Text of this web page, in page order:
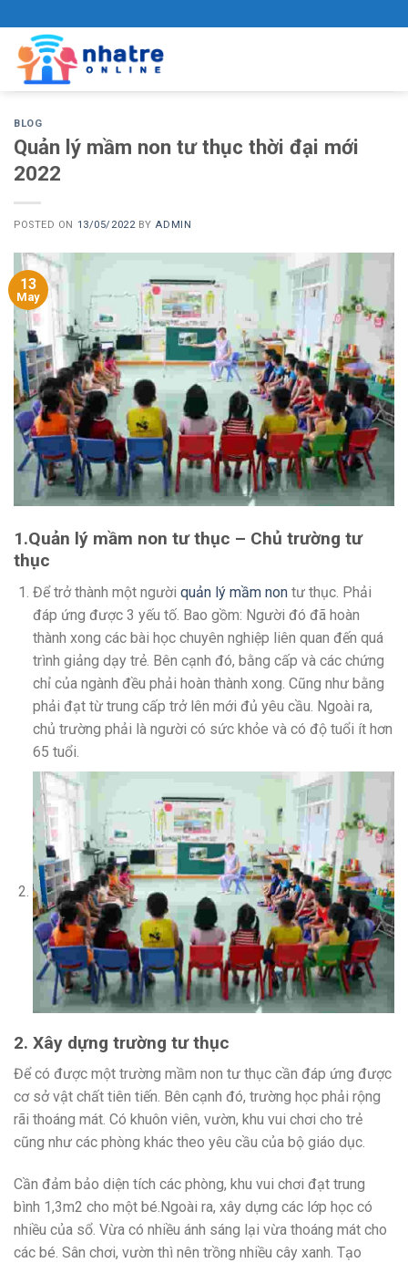
to
content
BLOG
Quản lý mầm non tư thục thời đại mới
2022
POSTED ON 13/05/2022 BY ADMIN
13
May
1.Quản lý mầm non tư thục – Chủ trường tư
thục
Để trở thành một người quản lý mầm nontư thục. Phải
đáp ứng được 3 yếu tố. Bao gồm: Người đó đã hoàn
thành xong các bài học chuyên nghiệp liên quan đến quá
trình giảng dạy trẻ. Bên cạnh đó, bằng cấp và các chứng
chỉ của ngành đều phải hoàn thành xong. Cũng như bằng
phải đạt từ trung cấp trở lên mới đủ yêu cầu. Ngoài ra,
chủ trường phải là người có sức khỏe và có độ tuổi ít hơn
65 tuổi.
2. Xây dựng trường tư thục
Để có được một trường mầm non tư thục cần đáp ứng được
cơ sở vật chất tiên tiến. Bên cạnh đó, trường học phải rộng
rãi thoáng mát. Có khuôn viên, vườn, khu vui chơi cho trẻ
cũng như các phòng khác theo yêu cầu của bộ giáo dục.
Cần đảm bảo diện tích các phòng, khu vui chơi đạt trung
bình 1,3m2 cho một bé.Ngoài ra, xây dựng các lớp học có
nhiều của sổ. Vừa có nhiều ánh sáng lại vừa thoáng mát cho
các bé. Sân chơi, vườn thì nên trồng nhiều cây xanh. Tạo